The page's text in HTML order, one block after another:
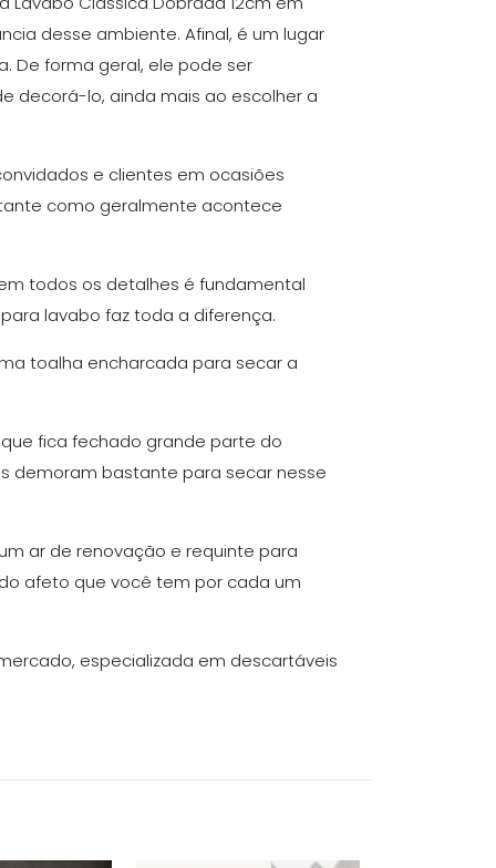
desse ambiente. Afinal, é um lugar
De forma geral, ele pode ser
decorá-lo, ainda mais ao escolher a
e clientes em ocasiões
como geralmente acontece
todos os detalhes é fundamental
lavabo faz toda a diferença.
toalha encharcada para secar a
fica fechado grande parte do
demoram bastante para secar nesse
ar de renovação e requinte para
afeto que você tem por cada um
especializada em descartáveis